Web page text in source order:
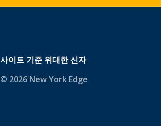
사이트 기준 위대한 신자
© 2026 New York Edge